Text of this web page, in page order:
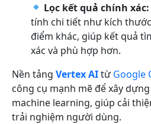
Lọc kết quả chính xác:
tính chi tiết như kích
điểm khác, giúp kết quả
xác và phù hợp hơn.
Nền tảng Vertex AItừGoogle
công cụ mạnh mẽ để xây
machine learning, giúp cải
trải nghiệm người dùng.